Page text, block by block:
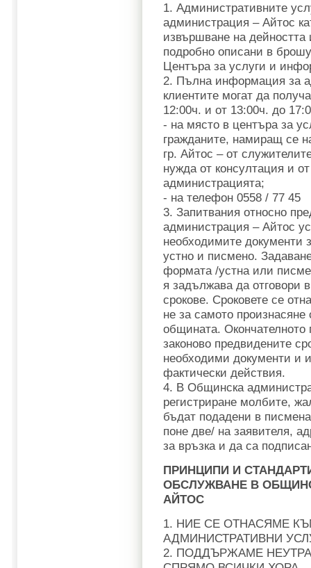
1. Административните
администрация – Айтос
извършване на
подробно описани в
Центъра за услуги и
2. Пълна информация за
клиентите могат да
12:00ч. и от 13:00ч. до
- на място в центъра за
гражданите, намиращ се
гр. Айтос – от
нужда от консултация и
администрацията;
- на телефон 0558 / 77 45
3. Запитвания относно
администрация – Айтос
необходимите документи
устно и писмено.
формата /устна или
я задължава да отговори
срокове. Сроковете се
не за самото
общината. Окончателното
законово предвидените
необходими документи и
фактически действия.
4. В Общинска
регистриране молбите,
бъдат подадени в
поне две/ на заявителя,
за връзка и да са
ПРИНЦИПИ И
ОБСЛУЖВАНЕ В
АЙТОС
1. НИЕ СЕ ОТНАСЯМЕ
АДМИНИСТРАТИВНИ
2. ПОДДЪРЖАМЕ